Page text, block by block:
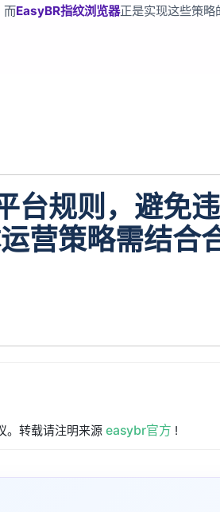
而EasyBR指纹浏览器正是实现这些策略
规则，避免违
营策略需结合
。转载请注明来源 easybr官方 !